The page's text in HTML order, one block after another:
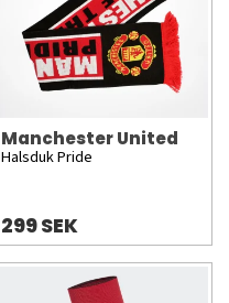
Manchester United
Halsduk Pride
299 SEK